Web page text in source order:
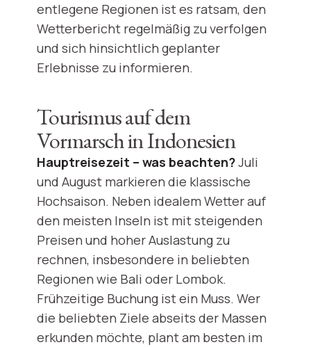
entlegene Regionen ist es ratsam, den
Wetterbericht regelmäßig zu verfolgen
und sich hinsichtlich geplanter
Erlebnisse zu informieren.
Tourismus auf dem
Vormarsch in Indonesien
Hauptreisezeit – was beachten?Juli
und August markieren die klassische
Hochsaison. Neben idealem Wetter auf
den meisten Inseln ist mit steigenden
Preisen und hoher Auslastung zu
rechnen, insbesondere in beliebten
Regionen wie Bali oder Lombok.
Frühzeitige Buchung ist ein Muss. Wer
die beliebten Ziele abseits der Massen
erkunden möchte, plant am besten im